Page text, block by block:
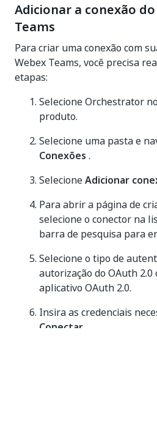
Adicionar a conexão
Teams
Para criar uma conexão com
Webex Teams, você precisa
etapas:
Selecione Orchestrator
produto.
Selecione uma pasta e
Conexões .
SelecioneAdicionar
Para abrir a página de
selecione o conector na
barra de pesquisa para
Selecione o tipo de
autorização do OAuth
aplicativo OAuth 2.0.
Insira as credenciais
Conectar